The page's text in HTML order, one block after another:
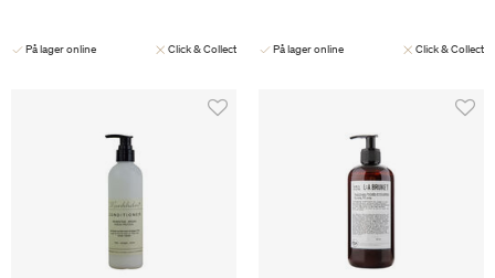
På lager online Click & Collect På lager online Click & Collect